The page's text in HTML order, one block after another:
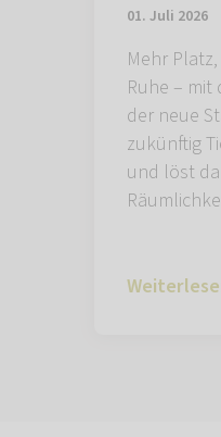
01. Juli 2026
Mehr
Ruhe –
der neue
zukünftig
und löst